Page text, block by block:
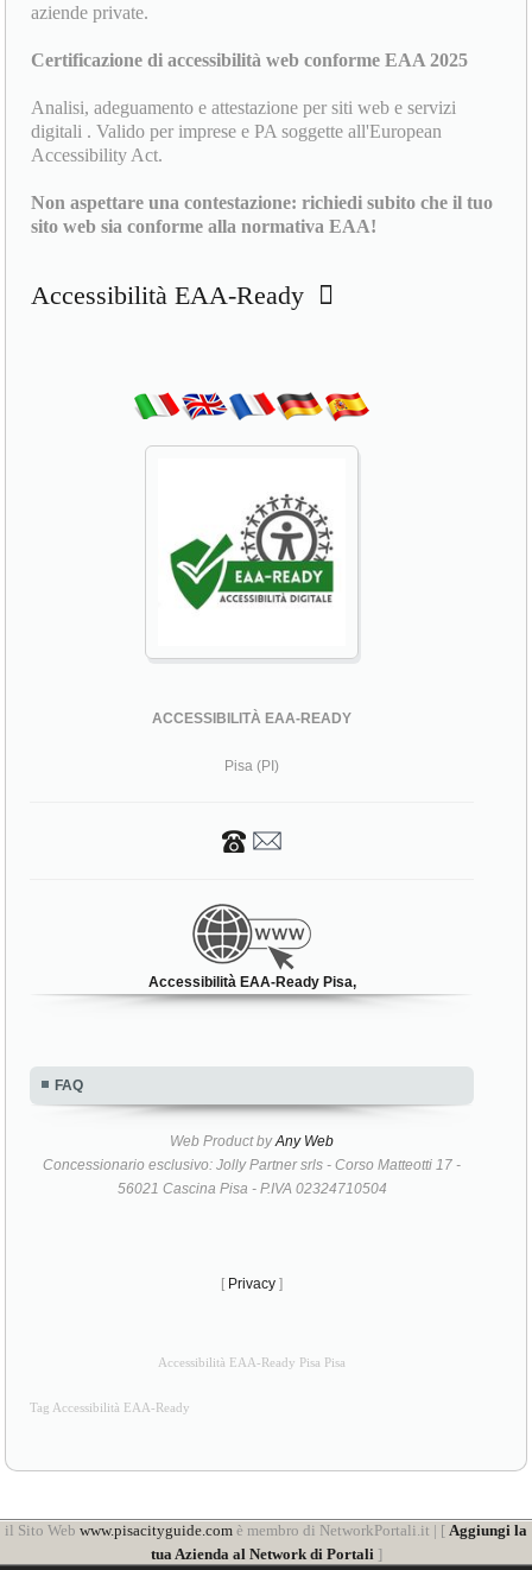
aziende private.
Certificazione di accessibilità web conforme EAA 2025
Analisi, adeguamento e attestazione per siti web e servizi
digitali . Valido per imprese e PA soggette all'European
Accessibility Act.
Non aspettare una contestazione: richiedi subito che il tuo
sito web sia conforme alla normativa EAA!
Accessibilità EAA-Ready
ACCESSIBILITÀ EAA-READY
Pisa (PI)
Accessibilità EAA-Ready Pisa,
FAQ
Web Product byAny Web
Concessionario esclusivo: Jolly Partner srls - Corso Matteotti 17 -
56021 Cascina Pisa - P.IVA 02324710504
[ Privacy ]
Accessibilità EAA-Ready Pisa Pisa
Tag Accessibilità EAA-Ready
il Sito Web www.pisacityguide.com è membro di NetworkPortali.it | [ Aggiungi la
tua Azienda al Network di Portali ]